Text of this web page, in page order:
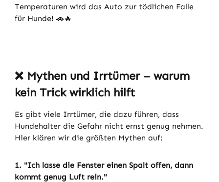
Temperaturen wird das Auto zur tödlichen Falle
für Hunde! 🚗🔥
❌ Mythen und Irrtümer – warum
kein Trick wirklich hilft
Es gibt viele Irrtümer, die dazu führen, dass
Hundehalter die Gefahr nicht ernst genug nehmen.
Hier klären wir die größten Mythen auf:
1. "Ich lasse die Fenster einen Spalt offen, dann
kommt genug Luft rein."